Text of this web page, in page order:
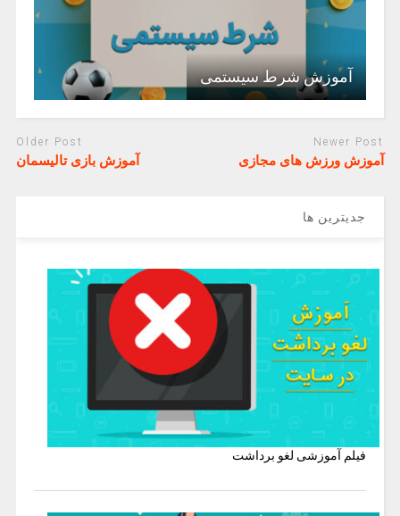
آموزش شرط سیستمی
Newer Post
آموزش ورزش های مجازی
Older Post
آموزش بازی تالیسمان
جدیترین ها
فیلم آموزشی لغو برداشت